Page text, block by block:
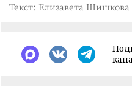
Текст: Елизавета Шишкова